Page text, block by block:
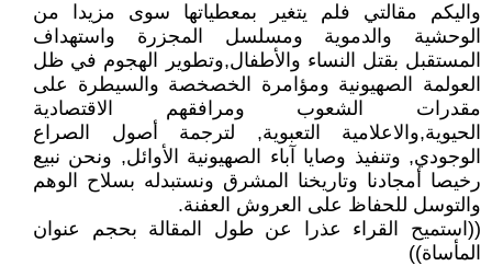
واليكم مقالتي فلم يتغير بمعطياتها سوى مزيدا من
الوحشية والدموية ومسلسل المجزرة واستهداف
المستقبل بقتل النساء والأطفال,وتطوير الهجوم في ظل
العولمة الصهيونية ومؤامرة الخصخصة والسيطرة على
مقدرات الشعوب ومرافقهم الاقتصادية
الحيوية,والاعلامية التعبوية, لترجمة أصول الصراع
الوجودي, وتنفيذ وصايا آباء الصهيونية الأوائل, ونحن نبيع
رخيصا أمجادنا وتاريخنا المشرق ونستبدله بسلاح الوهم
والتوسل للحفاظ على العروش العفنة.
((استميح القراء عذرا عن طول المقالة بحجم عنوان
المأساة))